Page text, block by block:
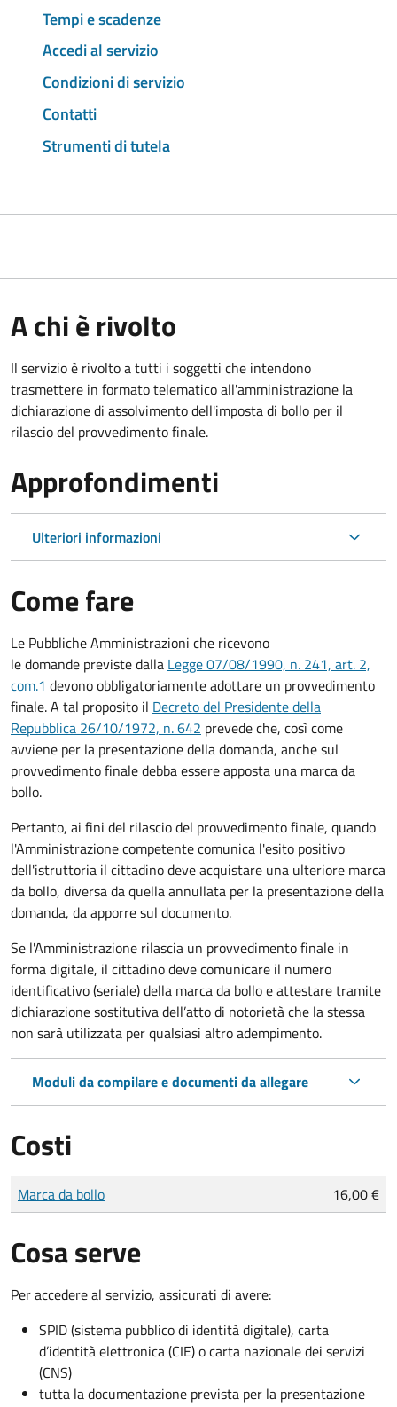
Tempi e scadenze
Accedi al servizio
Condizioni di servizio
Contatti
Strumenti di tutela
A chi è rivolto
Il servizio è rivolto a tutti i soggetti che intendono
trasmettere in formato telematico all'amministrazione la
dichiarazione di assolvimento dell'imposta di bollo per il
rilascio del provvedimento finale.
Approfondimenti
Ulteriori informazioni
Come fare
Le Pubbliche Amministrazioni che ricevono
le domande previste dalla Legge 07/08/1990, n. 241, art. 2,
com.1 devono obbligatoriamente adottare un provvedimento
finale. A tal proposito il Decreto del Presidente della
Repubblica 26/10/1972, n. 642 prevede che, così come
avviene per la presentazione della domanda, anche sul
provvedimento finale debba essere apposta una marca da
bollo.
Pertanto, ai fini del rilascio del provvedimento finale, quando
l'Amministrazione competente comunica l'esito positivo
dell'istruttoria il cittadino deve acquistare una ulteriore marca
da bollo, diversa da quella annullata per la presentazione della
domanda, da apporre sul documento.
Se l'Amministrazione rilascia un provvedimento finale in
forma digitale, il cittadino devecomunicare il numero
identificativo (seriale) della marca da bollo e attestare tramite
dichiarazione sostitutiva dell’atto di notorietà che la stessa
non sarà utilizzata per qualsiasi altro adempimento.
Moduli da compilare e documenti da allegare
Costi
Tipo di pagamento
Importo
Marca da bollo 16,00 €
Cosa serve
Per accedere al servizio, assicurati di avere:
SPID (sistema pubblico di identità digitale), carta
d’identità elettronica (CIE) o carta nazionale dei servizi
(CNS)
tutta la documentazione prevista per la presentazione